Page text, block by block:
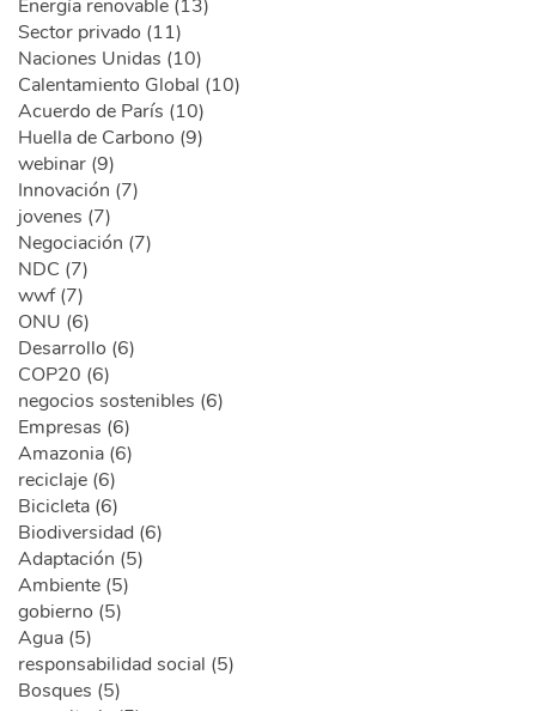
Energía renovable (13)
Sector privado (11)
Naciones Unidas (10)
Calentamiento Global (10)
Acuerdo de París (10)
Huella de Carbono (9)
webinar (9)
Innovación (7)
jovenes (7)
Negociación (7)
NDC (7)
wwf (7)
ONU (6)
Desarrollo (6)
COP20 (6)
negocios sostenibles (6)
Empresas (6)
Amazonia (6)
reciclaje (6)
Bicicleta (6)
Biodiversidad (6)
Adaptación (5)
Ambiente (5)
gobierno (5)
Agua (5)
responsabilidad social (5)
Bosques (5)